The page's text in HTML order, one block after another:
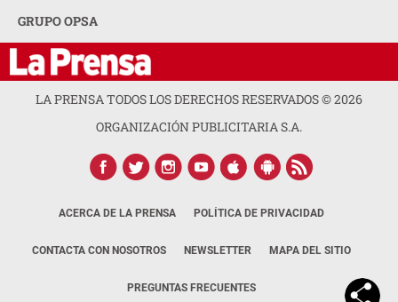
GRUPO OPSA
LA PRENSA TODOS LOS DERECHOS RESERVADOS ©2026
ORGANIZACIÓN PUBLICITARIA S.A.
ACERCA DE LA PRENSA POLÍTICA DE PRIVACIDAD
CONTACTA CON NOSOTROS NEWSLETTER MAPA DEL SITIO
PREGUNTAS FRECUENTES